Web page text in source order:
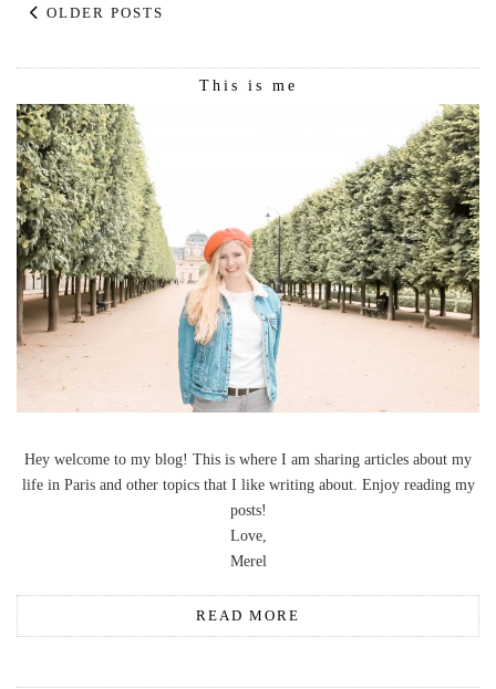
OLDER POSTS
This is me
Hey welcome to my blog! This is where I am sharing articles about my
life in Paris and other topics that I like writing about. Enjoy reading my
posts!
Love,
Merel
READ MORE